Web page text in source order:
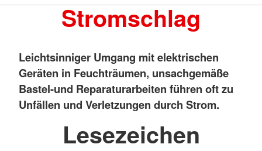
Stromschlag
Leichtsinniger Umgang mit elektrischen
Geräten in Feuchträumen, unsachgemäße
Bastel-und Reparaturarbeiten führen oft zu
Unfällen und Verletzungen durch Strom.
Lesezeichen